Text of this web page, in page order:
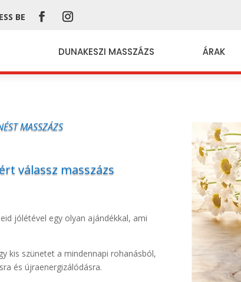
BE
DUNAKESZI MASSZÁZS ÁRAK
MASSZÁZS
válassz masszázs
jólétével egy olyan ajándékkal, ami
kis szünetet a mindennapi rohanásból,
és újraenergizálódásra.